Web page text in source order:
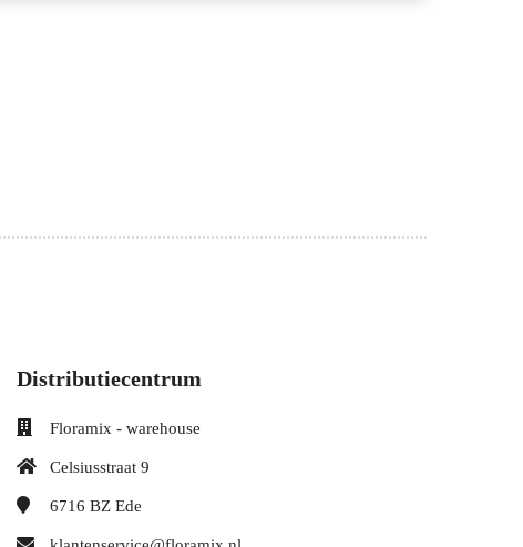
Distributiecentrum
Floramix - warehouse
Celsiusstraat 9
6716 BZ Ede